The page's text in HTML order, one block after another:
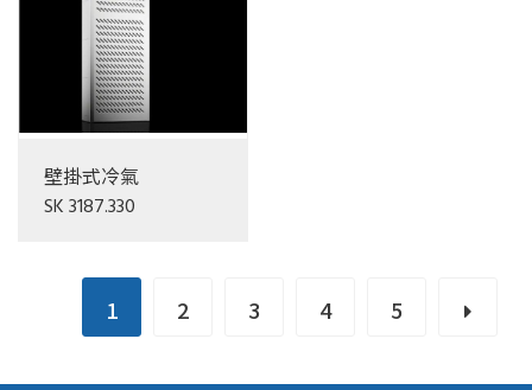
壁掛式冷氣
SK 3187.330
1 2 3 4 5